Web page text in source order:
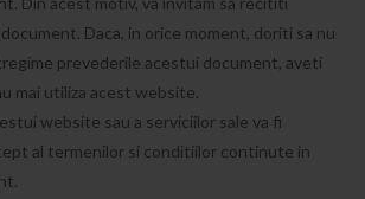
Daca, in orice moment, doriti sa nu
prevederile acestui document, aveti
mai utiliza acest website.
website sau a serviciilor sale va fi
al termenilor si conditiilor continute in